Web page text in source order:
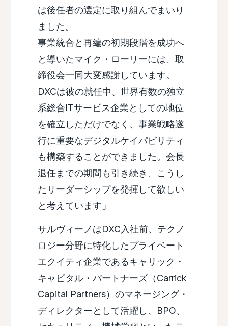
は後任者の選定に取り組んでまいり
ました。
事業統合と再編の初期段階を成功へ
と導いたマイク・ローリーには、取
締役会一同大変感謝しています。
DXCは彼の就任中、世界有数の独立
系総合ITサービス企業としての地位
を確立しただけでなく、事業戦略遂
行に重要なデジタルケイパビリティ
も構築することができました。会長
退任までの期間も引き続き、こうし
たリーダーシップを発揮して欲しい
と考えています」
サルヴィーノはDXC入社前、テクノ
ロジー分野に特化したプライベート
エクイティ企業であるキャリック・
キャピタル・パートナーズ（Carrick
Capital Partners）のマネージング・
ディレクターとして活躍し、BPO、